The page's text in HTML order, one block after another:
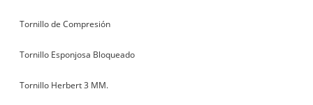
Tornillo de Compresión
Tornillo Esponjosa Bloqueado
Tornillo Herbert 3 MM.